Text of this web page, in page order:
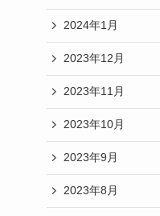
2024年1月
2023年12月
2023年11月
2023年10月
2023年9月
2023年8月